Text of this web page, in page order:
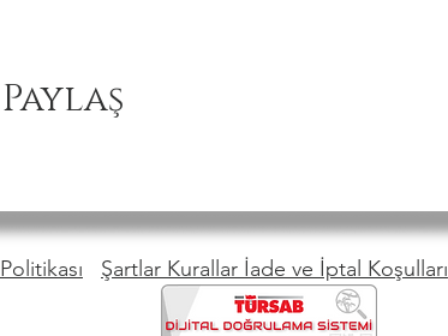
Şartlar Kurallar İade ve İptal Koşulları